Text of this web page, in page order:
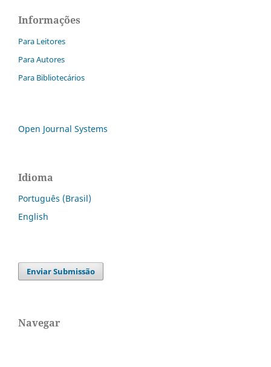
Informações
Para Leitores
Para Autores
Para Bibliotecários
Open Journal Systems
Idioma
Português (Brasil)
English
Enviar Submissão
Navegar